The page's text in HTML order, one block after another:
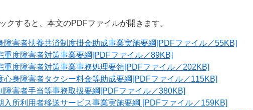
クすると、本文のPDFファイルが開きます。
障害者扶養共済制度掛金助成事業実施要綱[PDFファイル／55KB]
重度障害者対策事業要綱[PDFファイル／89KB]
重度障害者対策事業事務処理要領[PDFファイル／202KB]
心身障害者タクシー料金等助成要綱[PDFファイル／115KB]
障害者手当等事務取扱要綱[PDFファイル／380KB]
入所利用者移送サービス事業実施要綱 [PDFファイル／159KB]